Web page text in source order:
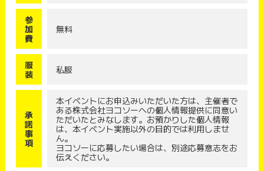
参
加
費
無料
服
装
私服
承
諾
事
項
本イベントにお申込みいただいた方は、主催者で
ある株式会社ヨコソーへの個人情報提供に同意い
ただいたとみなします。お預かりした個人情報
は、本イベント実施以外の目的では利用しませ
ん。
ヨコソーに応募したい場合は、別途応募意志をお
伝えください。